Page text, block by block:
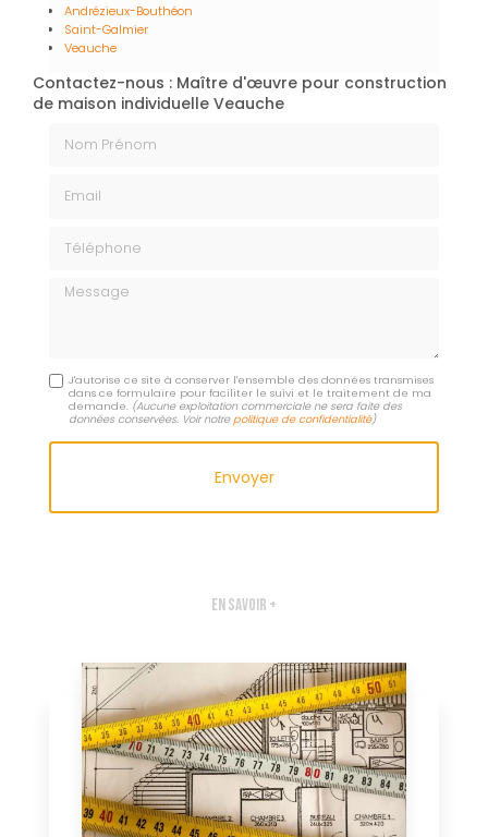
Andrézieux-Bouthéon
Saint-Galmier
Veauche
Contactez-nous : Maître d'œuvre pour construction
de maison individuelle Veauche
Message
J'autorise ce site à conserver l'ensemble des données transmises
dans ce formulaire pour faciliter le suivi et le traitement de ma
demande. (Aucune exploitation commerciale ne sera faite des
données conservées. Voir notrepolitique de confidentialité)
En savoir +